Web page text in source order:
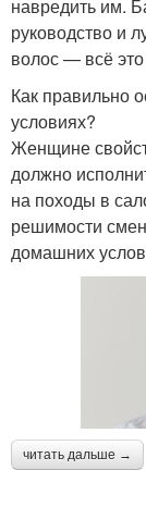
навредить им.
руководство и
волос — всё
Как правильно
условиях?
Женщине
должно
на походы в
решимости
домашних
читать дальше →